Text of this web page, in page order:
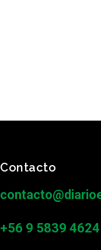
Contacto
+56 9 5839 4624